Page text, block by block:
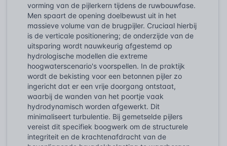
vorming van de pijlerkern tijdens de ruwbouwfase.
Men spaart de opening doelbewust uit in het
massieve volume van de brugpijler. Cruciaal hierbij
is de verticale positionering; de onderzijde van de
uitsparing wordt nauwkeurig afgestemd op
hydrologische modellen die extreme
hoogwaterscenario's voorspellen. In de praktijk
wordt de bekisting voor een betonnen pijler zo
ingericht dat er een vrije doorgang ontstaat,
waarbij de wanden van het poortje vaak
hydrodynamisch worden afgewerkt. Dit
minimaliseert turbulentie. Bij gemetselde pijlers
vereist dit specifiek boogwerk om de structurele
integriteit en de krachtenafdracht van de